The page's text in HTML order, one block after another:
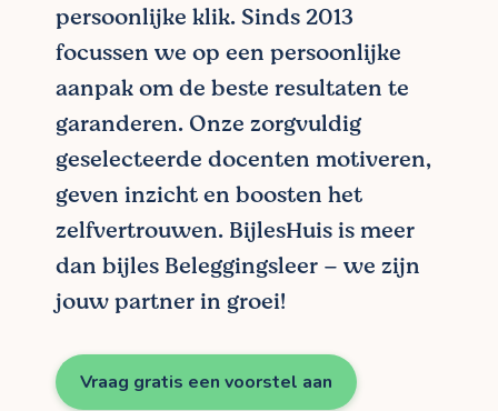
persoonlijke klik. Sinds 2013
focussen we op een persoonlijke
aanpak om de beste resultaten te
garanderen. Onze zorgvuldig
geselecteerde docenten motiveren,
geven inzicht en boosten het
zelfvertrouwen. BijlesHuis is meer
dan bijles Beleggingsleer – we zijn
jouw partner in groei!
Vraag gratis een voorstel aan